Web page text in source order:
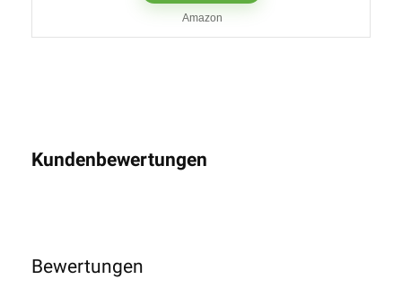
Amazon
Kundenbewertungen
Bewertungen